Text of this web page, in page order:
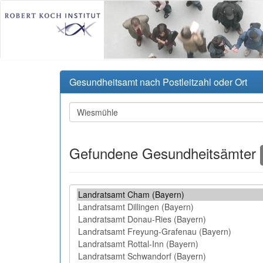
Gesundheitsamt nach Postleitzahl oder Ort
Gefundene Gesundheitsämter